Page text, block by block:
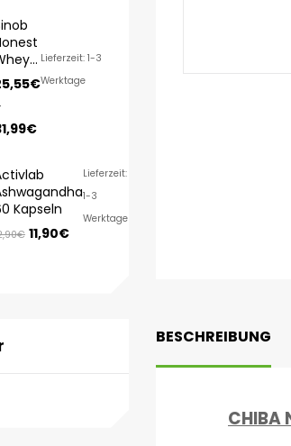
BESCHREIBUNG
€
€
Lieferzeit: 1-3
Werktage
Kapseln
€ 11,90€
Lieferzeit:
1-3
Werktage